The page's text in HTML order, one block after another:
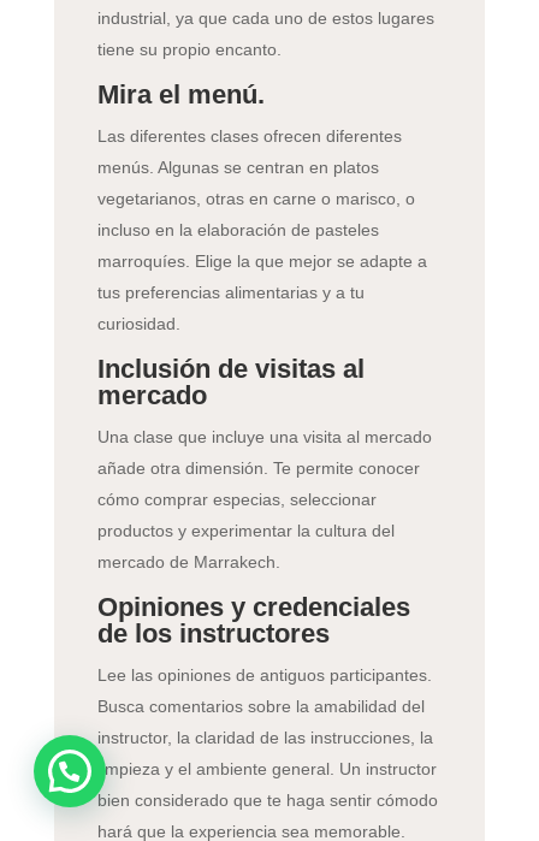
industrial, ya que cada uno de estos lugares
tiene su propio encanto.
Mira el menú.
Las diferentes clases ofrecen diferentes
menús. Algunas se centran en platos
vegetarianos, otras en carne o marisco, o
incluso en la elaboración de pasteles
marroquíes. Elige la que mejor se adapte a
tus preferencias alimentarias y a tu
curiosidad.
Inclusión de visitas al
mercado
Una clase que incluye una visita al mercado
añade otra dimensión. Te permite conocer
cómo comprar especias, seleccionar
productos y experimentar la cultura del
mercado de Marrakech.
Opiniones y credenciales
de los instructores
Lee las opiniones de antiguos participantes.
Busca comentarios sobre la amabilidad del
instructor, la claridad de las instrucciones, la
limpieza y el ambiente general. Un instructor
bien considerado que te haga sentir cómodo
hará que la experiencia sea memorable.